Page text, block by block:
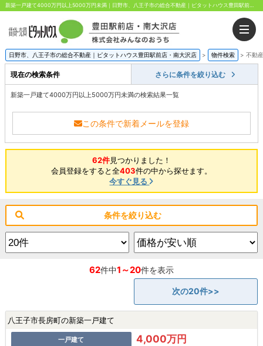
新築一戸建て4000万円以上5000万円未満｜日野市、八王子市の総合不動産｜ピタットハウス豊田駅前店・南大沢店｜株式会社みんなのおうち
日野市、八王子市の総合不動産｜ピタットハウス豊田駅前店・南大沢店 > 物件検索 > 不動
現在の検索条件 さらに条件を絞り込む
新築一戸建て4000万円以上5000万円未満の検索結果一覧
この条件で新着メールを登録
62件見つかりました！
会員登録をすると全403件の中から探せます。
今すぐ見る
条件を絞り込む
62件中1～20件を表示
次の20件>>
八王子市長房町の新築一戸建て
一戸建て 4,000万円